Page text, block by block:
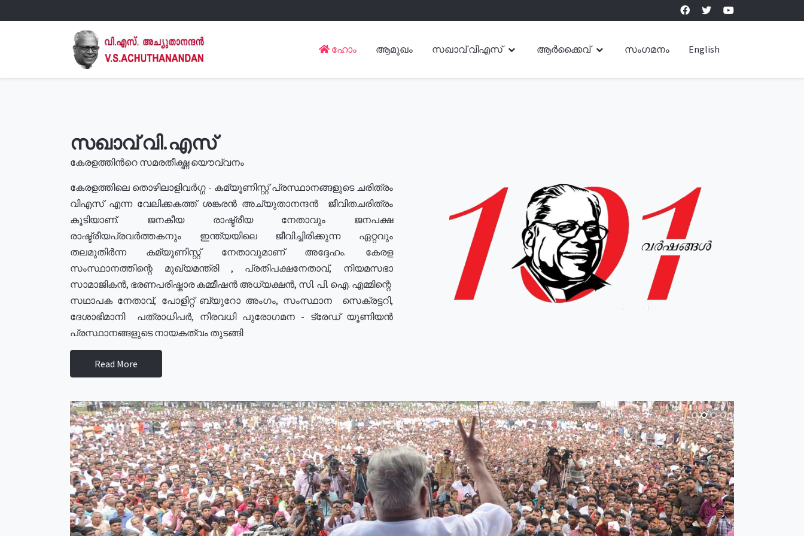
ഹോം ആമുഖം സഖാവ് വിഎസ് ആർക്കൈവ് സംഗമനം English
സഖാവ് വി.എസ്
കേരളത്തിൻറെ സമരതീക്ഷ്ണ യൌവ്വനം
കേരളത്തിലെ തൊഴിലാളിവർഗ്ഗ - കമ്യൂണിസ്റ്റ് പ്രസ്ഥാനങ്ങളുടെ ചരിത്രം
വിഎസ് എന്ന വേലിക്കകത്ത് ശങ്കരൻ അച്യുതാനന്ദൻ ജീവിതചരിത്രം
കൂടിയാണ്. ജനകീയ രാഷ്ട്രീയ നേതാവും ജനപക്ഷ
രാഷ്ട്രീയപ്രവർത്തകനും ഇന്ത്യയിലെ ജീവിച്ചിരിക്കുന്ന ഏറ്റവും
തലമുതിർന്ന കമ്യൂണിസ്റ്റ് നേതാവുമാണ് അദ്ദേഹം. കേരള
സംസ്ഥാനത്തിന്റെ മുഖ്യമന്ത്രി , പ്രതിപക്ഷനേതാവ്, നിയമസഭാ
സാമാജികൻ, ഭരണപരിഷ്കാര കമ്മീഷൻ അധ്യക്ഷൻ, സി. പി. ഐ. എമ്മിന്റെ
സഥാപക നേതാവ്, പോളിറ്റ് ബ്യുറോ അംഗം, സംസ്ഥാന സെക്രട്ടറി,
ദേശാഭിമാനി പത്രാധിപർ, നിരവധി പുരോഗമന - ട്രേഡ് യൂണിയൻ
പ്രസ്ഥാനങ്ങളുടെ നായകത്വം തുടങ്ങി
Read More